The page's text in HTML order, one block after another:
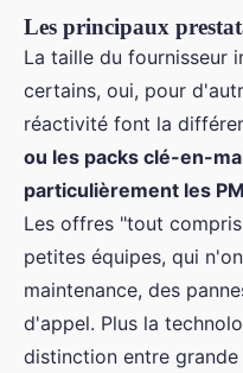
Les principaux
La taille du fournisseur
certains, oui, pour
réactivité font la
ou les packs clé-en-
particulièrement les
Les offres "tout
petites équipes, qui
maintenance, des
d'appel. Plus la
distinction entre